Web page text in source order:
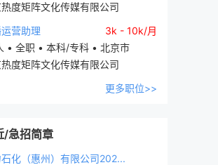
度矩阵文化传媒有限公司
营助理
3k - 10k/月
• 全职 • 本科/专科 • 北京市
度矩阵文化传媒有限公司
更多职位>>
/急招简章
化（惠州）有限公司202...